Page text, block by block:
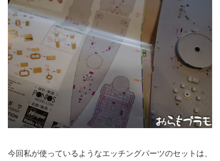
今回私が使っているようなエッチングパーツのセットは、